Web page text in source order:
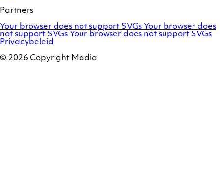
Partners
Adobe
Commerce
/
Your browser does not support SVGs OroCommerce
Your browser does
not support SVGs Marello
Your browser does not support SVGs
Privacybeleid
© 2026 Copyright Madia